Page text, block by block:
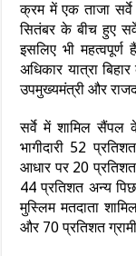
क्रम में एक ताजा
सितंबर के बीच हुए
इसलिए भी
अधिकार यात्रा
उपमुख्यमंत्री और
सर्वे में शामिल सैंपल
भागीदारी 52
आधार पर 20
44 प्रतिशत अन्य
मुस्लिम मतदाता
और 70 प्रतिशत